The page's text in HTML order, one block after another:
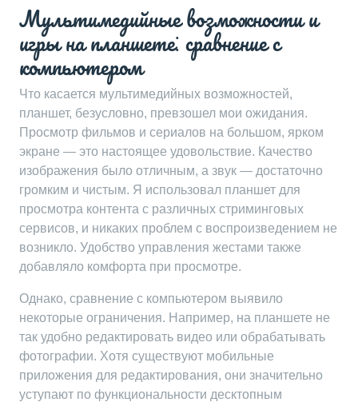
Мультимедийные возможности и
игры на планшете⁚ сравнение с
компьютером
Что касается мультимедийных возможностей,
планшет, безусловно, превзошел мои ожидания.
Просмотр фильмов и сериалов на большом, ярком
экране — это настоящее удовольствие. Качество
изображения было отличным, а звук — достаточно
громким и чистым. Я использовал планшет для
просмотра контента с различных стриминговых
сервисов, и никаких проблем с воспроизведением не
возникло. Удобство управления жестами также
добавляло комфорта при просмотре.
Однако, сравнение с компьютером выявило
некоторые ограничения. Например, на планшете не
так удобно редактировать видео или обрабатывать
фотографии. Хотя существуют мобильные
приложения для редактирования, они значительно
уступают по функциональности десктопным